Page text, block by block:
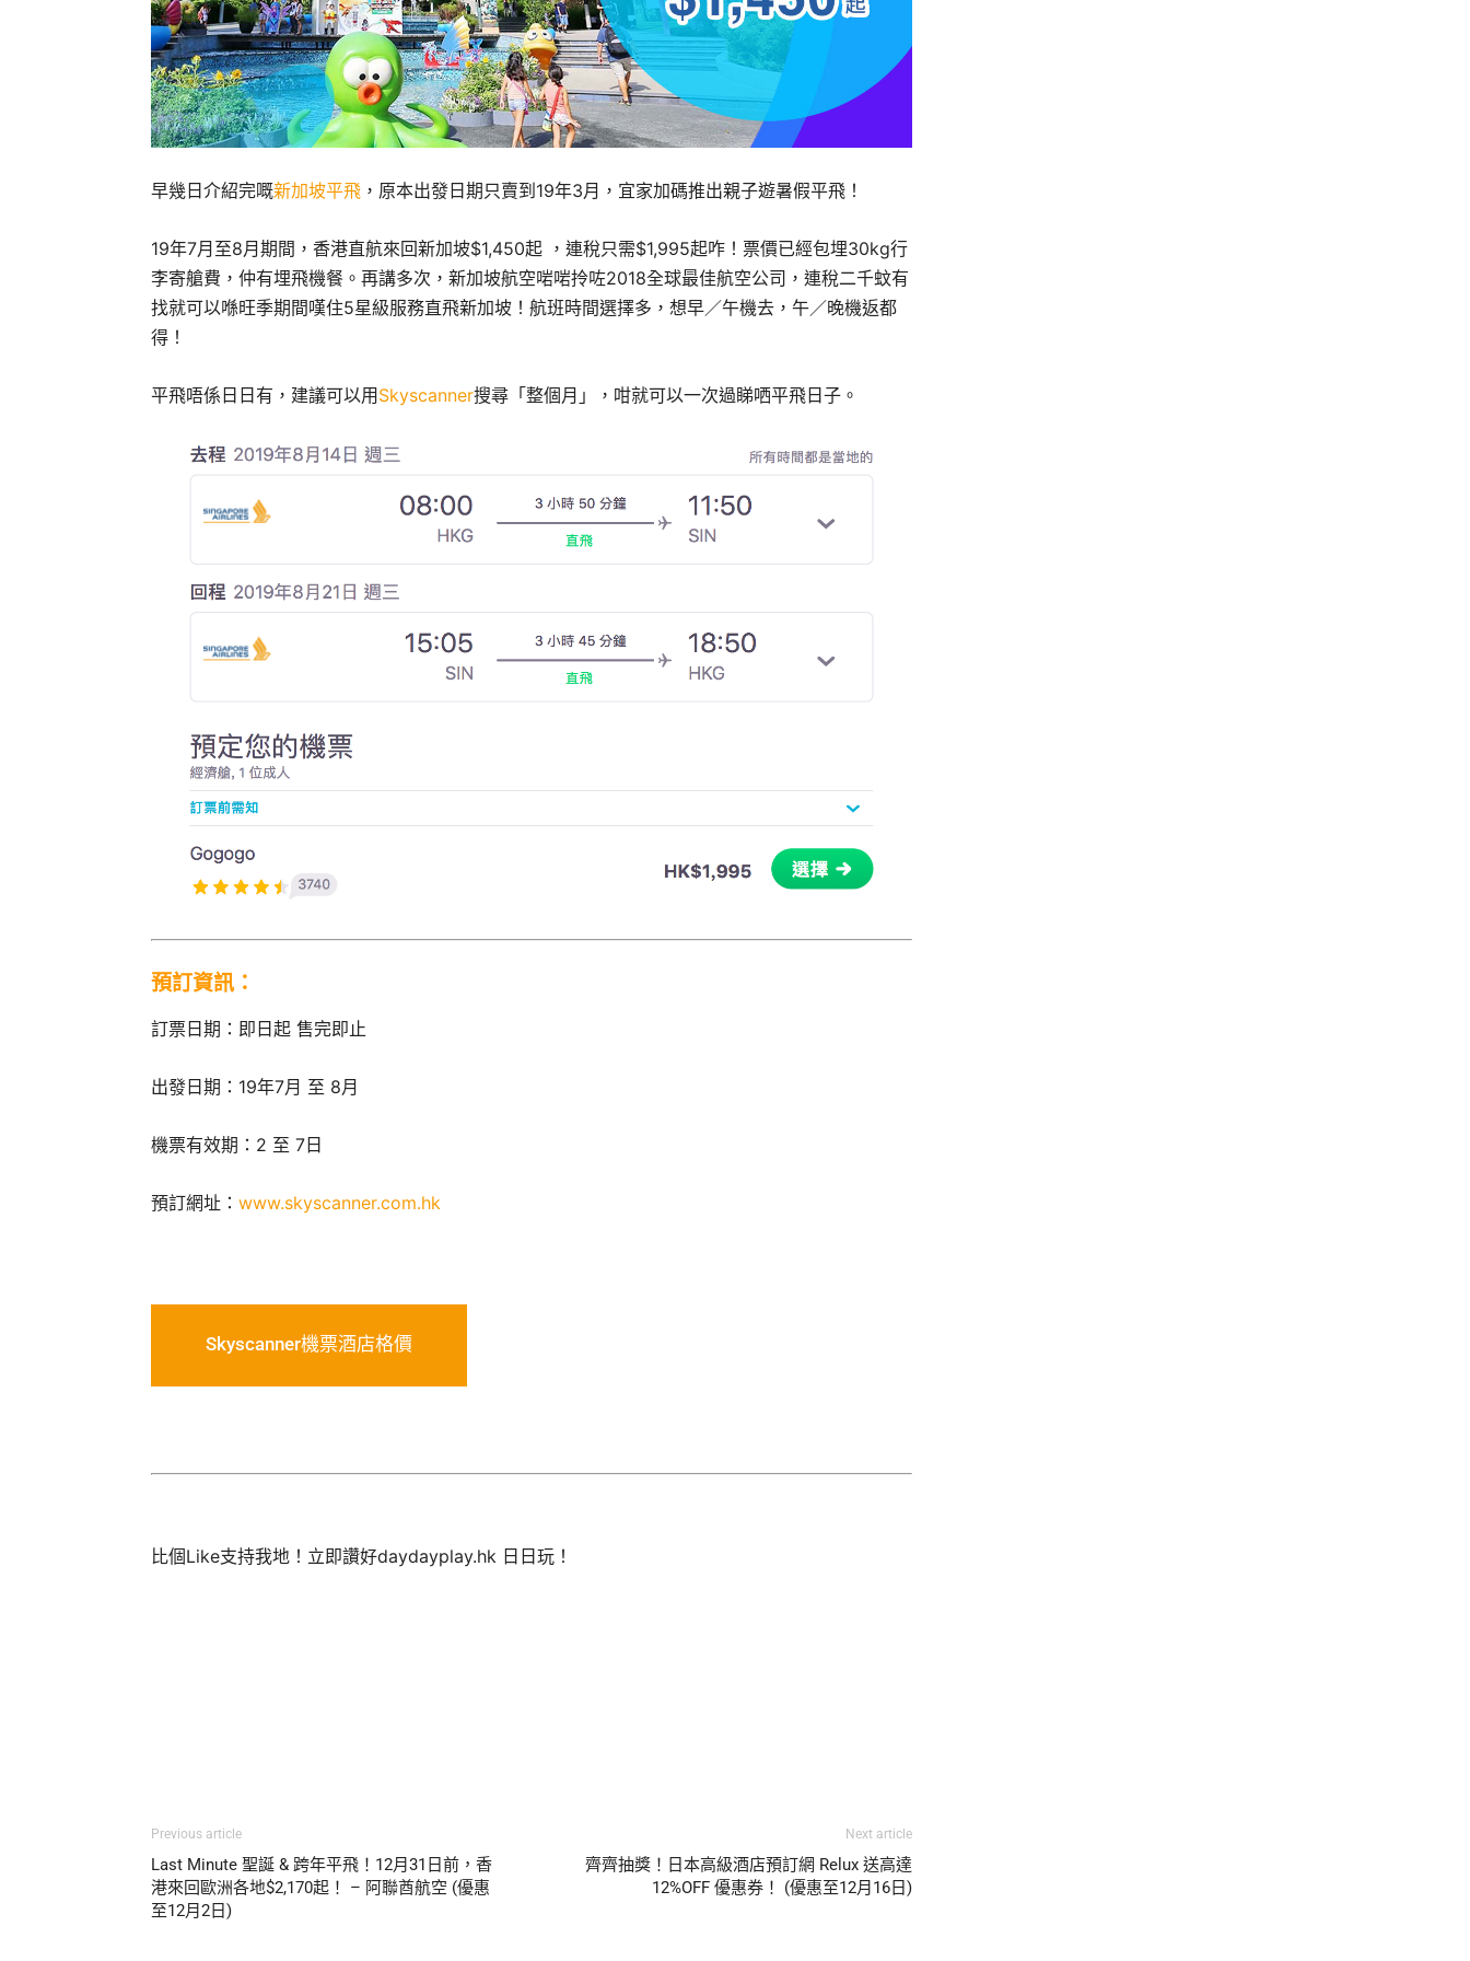
早幾日介紹完嘅新加坡平飛 ，原本出發日期只賣到19年3月，宜家加碼推出親子遊暑假平飛！
19年7月至8月期間，香港直航來回新加坡$1,450起 ，連稅只需$1,995起咋！票價已經包埋30kg行
李寄艙費，仲有埋飛機餐。再講多次，新加坡航空啱啱拎咗2018全球最佳航空公司，連稅二千蚊有
找就可以喺旺季期間嘆住5星級服務直飛新加坡！航班時間選擇多，想早／午機去，午／晚機返都
得！
平飛唔係日日有，建議可以用 Skyscanner搜尋「整個月」，咁就可以一次過睇哂平飛日子。
預訂資訊：
訂票日期：即日起 售完即止
出發日期：19年7月 至 8月
機票有效期：2 至 7日
預訂網址： www.skyscanner.com.hk
Skyscanner機票酒店格價
比個Like支持我地！立即讚好daydayplay.hk 日日玩！
Previous article
Last Minute 聖誕 & 跨年平飛！12月31日前，香
港來回歐洲各地$2,170起！ – 阿聯酋航空 (優惠
至12月2日)
Next article
齊齊抽獎！日本高級酒店預訂網 Relux 送高達
12%OFF 優惠券！ (優惠至12月16日)